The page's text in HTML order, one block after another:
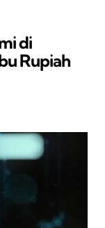
di
Rupiah